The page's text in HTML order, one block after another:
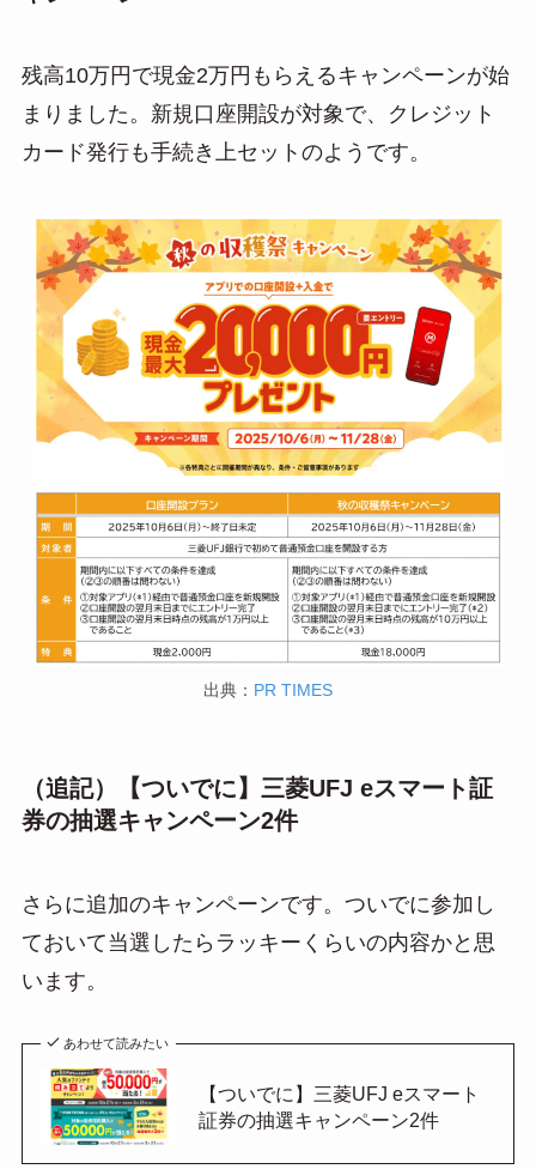
残高10万円で現金2万円もらえるキャンペーンが始
まりました。新規口座開設が対象で、クレジット
カード発行も手続き上セットのようです。
出典： PR TIMES
（追記）【ついでに】三菱UFJ eスマート証
券の抽選キャンペーン2件
さらに追加のキャンペーンです。ついでに参加し
ておいて当選したらラッキーくらいの内容かと思
います。
あわせて読みたい
【ついでに】三菱UFJ eスマート
証券の抽選キャンペーン2件